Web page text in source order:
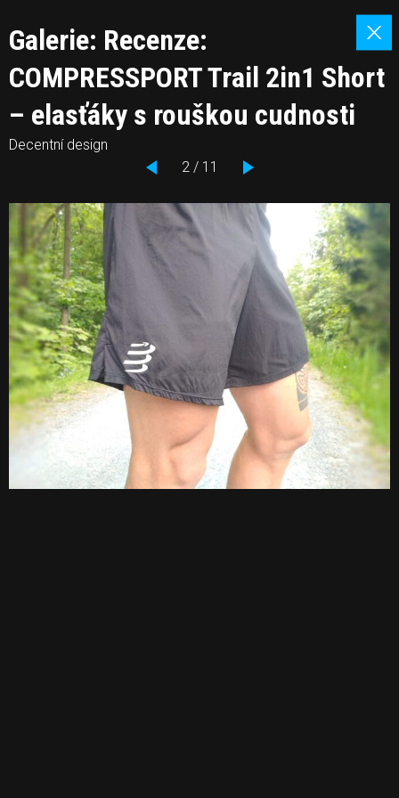
Galerie: Recenze:
COMPRESSPORT Trail 2in1 Short
– elasťáky s rouškou cudnosti
Decentní design
2 / 11